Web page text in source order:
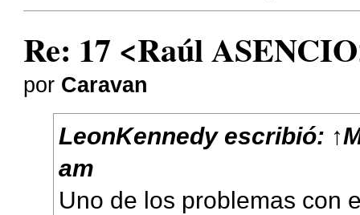
Re: 17 <Raúl
por Caravan
LeonKennedyescribió: ↑
am
Uno de los problemas con